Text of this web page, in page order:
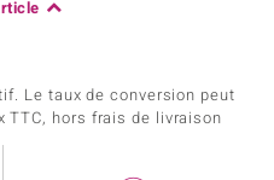
Le taux de conversion peut
TTC, hors frais de livraison